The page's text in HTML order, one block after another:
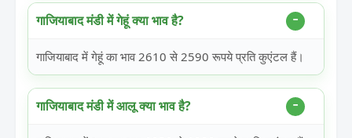
गाजियाबाद मंडी में गेहूं क्या भाव है?
गाजियाबाद में गेहूं का भाव 2610 से 2590 रूपये प्रति कुएंटल हैं।
गाजियाबाद मंडी में आलू क्या भाव है?